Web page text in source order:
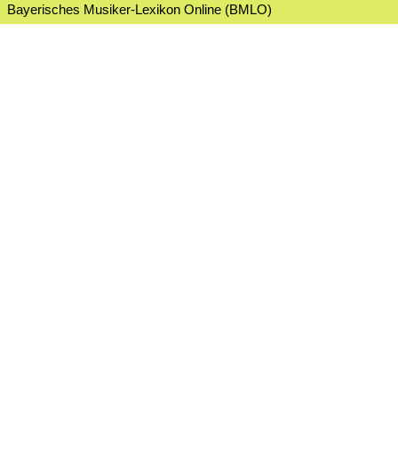
Bayerisches Musiker-Lexikon Online (BMLO)